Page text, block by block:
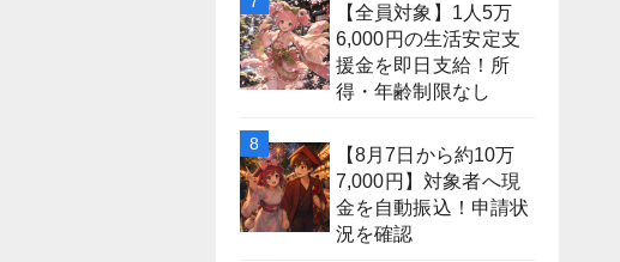
【全員対象】1人5万
6,000円の生活安定支
援金を即日支給！所
得・年齢制限なし
【8月7日から約10万
7,000円】対象者へ現
金を自動振込！申請状
況を確認